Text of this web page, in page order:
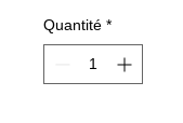
Quantité *